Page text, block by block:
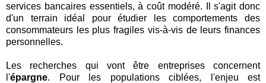
services bancaires essentiels, à coût modéré. Il s'agit donc
d'un terrain idéal pour étudier les comportements des
consommateurs les plus fragiles vis-à-vis de leurs finances
personnelles.
Les recherches qui vont être entreprises concernent
l'épargne. Pour les populations ciblées, l'enjeu est